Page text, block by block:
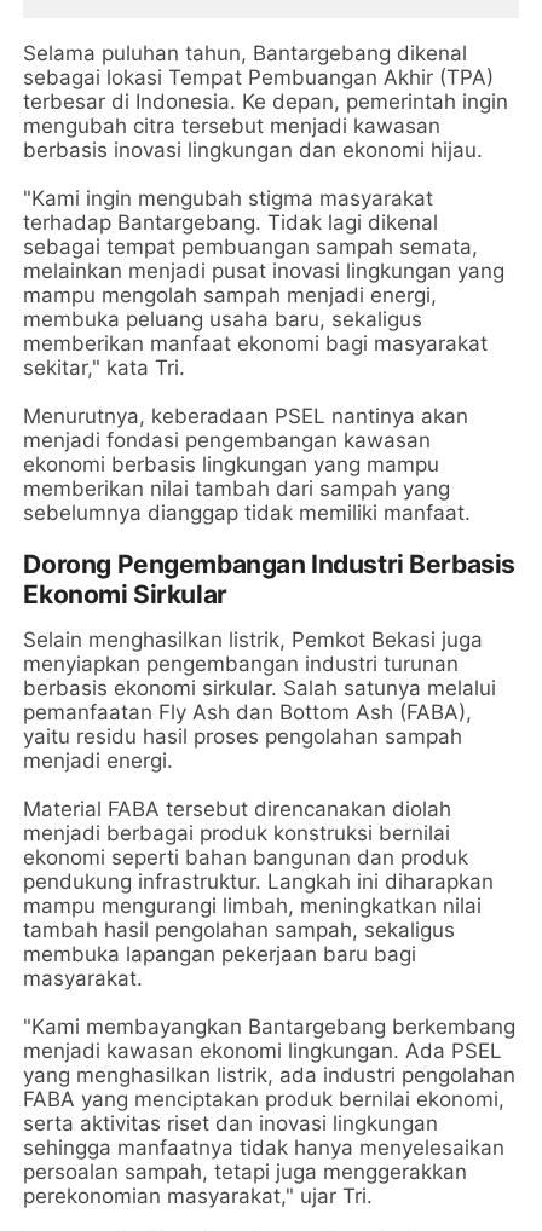
Selama puluhan tahun, Bantargebang dikenal
sebagai lokasi Tempat Pembuangan Akhir (TPA)
terbesar di Indonesia. Ke depan, pemerintah ingin
mengubah citra tersebut menjadi kawasan
berbasis inovasi lingkungan dan ekonomi hijau.
"Kami ingin mengubah stigma masyarakat
terhadap Bantargebang. Tidak lagi dikenal
sebagai tempat pembuangan sampah semata,
melainkan menjadi pusat inovasi lingkungan yang
mampu mengolah sampah menjadi energi,
membuka peluang usaha baru, sekaligus
memberikan manfaat ekonomi bagi masyarakat
sekitar," kata Tri.
Menurutnya, keberadaan PSEL nantinya akan
menjadi fondasi pengembangan kawasan
ekonomi berbasis lingkungan yang mampu
memberikan nilai tambah dari sampah yang
sebelumnya dianggap tidak memiliki manfaat.
Dorong Pengembangan Industri Berbasis
Ekonomi Sirkular
Selain menghasilkan listrik, Pemkot Bekasi juga
menyiapkan pengembangan industri turunan
berbasis ekonomi sirkular. Salah satunya melalui
pemanfaatan Fly Ash dan Bottom Ash (FABA),
yaitu residu hasil proses pengolahan sampah
menjadi energi.
Material FABA tersebut direncanakan diolah
menjadi berbagai produk konstruksi bernilai
ekonomi seperti bahan bangunan dan produk
pendukung infrastruktur. Langkah ini diharapkan
mampu mengurangi limbah, meningkatkan nilai
tambah hasil pengolahan sampah, sekaligus
membuka lapangan pekerjaan baru bagi
masyarakat.
"Kami membayangkan Bantargebang berkembang
menjadi kawasan ekonomi lingkungan. Ada PSEL
yang menghasilkan listrik, ada industri pengolahan
FABA yang menciptakan produk bernilai ekonomi,
serta aktivitas riset dan inovasi lingkungan
sehingga manfaatnya tidak hanya menyelesaikan
persoalan sampah, tetapi juga menggerakkan
perekonomian masyarakat," ujar Tri.